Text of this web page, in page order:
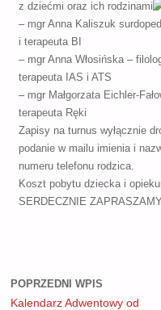
z dziećmi oraz ich rodzinami
– mgr Anna Kaliszuk
i terapeuta BI
– mgr Anna Włosińska –
terapeuta IAS i ATS
– mgr Małgorzata Eichler-
terapeuta Ręki
Zapisy na turnus wyłącznie
podanie w mailu imienia i
numeru telefonu rodzica.
Koszt pobytu dziecka i
SERDECZNIE
POPRZEDNI WPIS
Kalendarz Adwentowy od